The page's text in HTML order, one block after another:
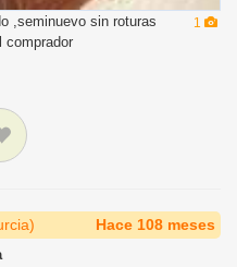
1
,seminuevo sin roturas
comprador
Hace 108 meses